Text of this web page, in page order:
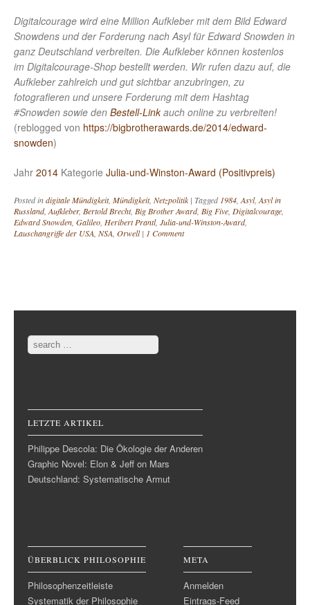
Digitalcourage wird eine Million Aufkleber mit dem Bild Edward
Snowdens und der Forderung nach Asyl für Edward Snowden in
ganz Deutschland verbreiten. Die Aufkleber können kostenlos
im Digitalcourage-Shop bestellt werden. Wir rufen dazu auf, die
Aufkleber zahlreich und gut sichtbar anzubringen, zu
fotografieren und unsere Forderung mit dem Hashtag
#Snowden sowie den Bestell-Link auch online zu verbreiten!
(reblogged von https://bigbrotherawards.de/2014/edward-
snowden)
Jahr 2014 Kategorie Julia-und-Winston-Award (Positivpreis)
Posted indigitale Mündigkeit, Mündigkeit, Netzpolitik | Tagged1984,Asyl,Asyl in
Russland,Aufkleber, Bertold Brecht, Big Brother Award, Big Five, Digitalcourage,
Edward Snowden, Galileo, Heribert Prantl, Julia-und-Winston-Award,
Lauschangriffe der USA, NSA, Orwell | 1 Comment
Post navigation
Search
LETZTE ARTIKEL
Philippe Descola: Die Ökologie der Anderen
Graphic Novel: Elon & Jeff on Mars
Deutschland: Systematische Armut
ÜBERBLICK PHILOSOPHIE
Philosophenzeitleiste
Systematik der Philosophie
META
Anmelden
Eintrags-Feed